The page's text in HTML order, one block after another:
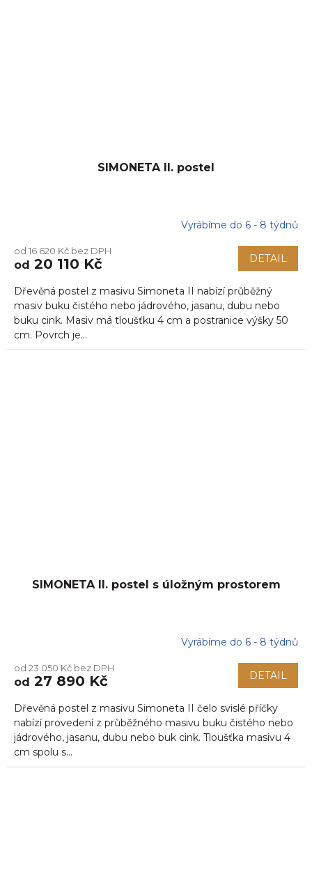
SIMONETA II. postel
Vyrábíme do 6 - 8 týdnů
od 16 620 Kč bez DPH
od 20 110 Kč DETAIL
Dřevěná postel z masivu Simoneta II nabízí průběžný
masiv buku čistého nebo jádrového, jasanu, dubu nebo
buku cink. Masiv má tloušťku 4 cm a postranice výšky 50
cm. Povrch je...
SIMONETA II. postel s úložným prostorem
Vyrábíme do 6 - 8 týdnů
od 23 050 Kč bez DPH
od 27 890 Kč DETAIL
Dřevěná postel z masivu Simoneta II čelo svislé příčky
nabízí provedení z průběžného masivu buku čistého nebo
jádrového, jasanu, dubu nebo buk cink. Tloušťka masivu 4
cm spolu s...